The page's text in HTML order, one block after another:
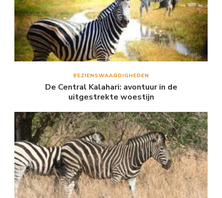
BEZIENSWAARDIGHEDEN
De Central Kalahari: avontuur in de
uitgestrekte woestijn